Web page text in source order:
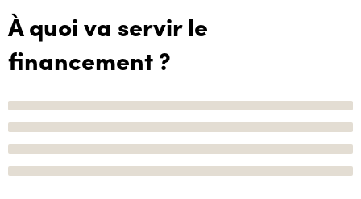
À quoi va servir le
financement ?